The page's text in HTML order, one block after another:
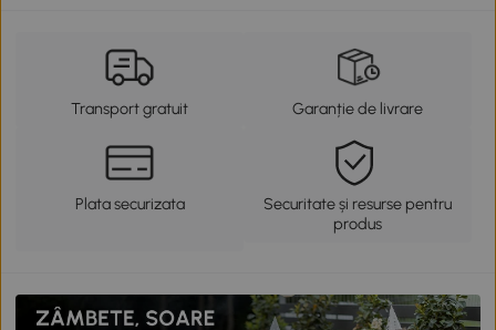
Transport gratuit Garanție de livrare
Plata securizata
Securitate și resurse pentru
produs